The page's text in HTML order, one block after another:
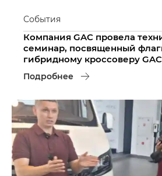
События
Компания GAC провела
семинар, посвященный
гибридному кроссоверу
Подробнее